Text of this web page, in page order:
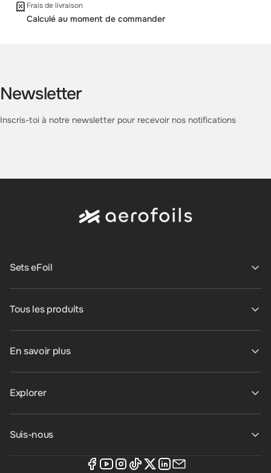
Frais de livraison
Calculé au moment de commander
Newsletter
Inscris-toi à notre newsletter pour recevoir nos notifications
Sets eFoil
Tous les produits
En savoir plus
Explorer
Suis-nous